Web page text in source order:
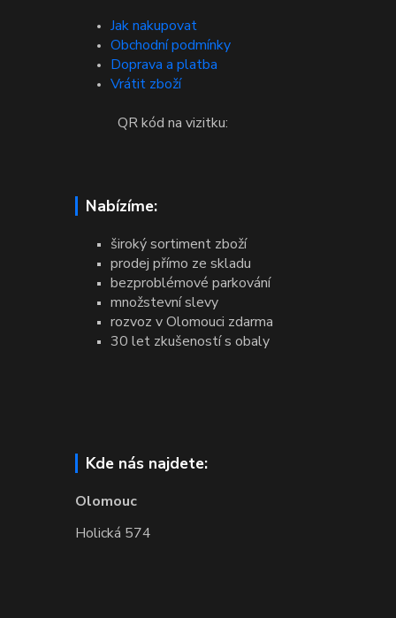
Jak nakupovat
Obchodní podmínky
Doprava a platba
Vrátit zboží
QR kód na vizitku:
Nabízíme:
široký sortiment zboží
prodej přímo ze skladu
bezproblémové parkování
množstevní slevy
rozvoz v Olomouci zdarma
30 let zkušeností s obaly
Kde nás najdete:
Olomouc
Holická 574